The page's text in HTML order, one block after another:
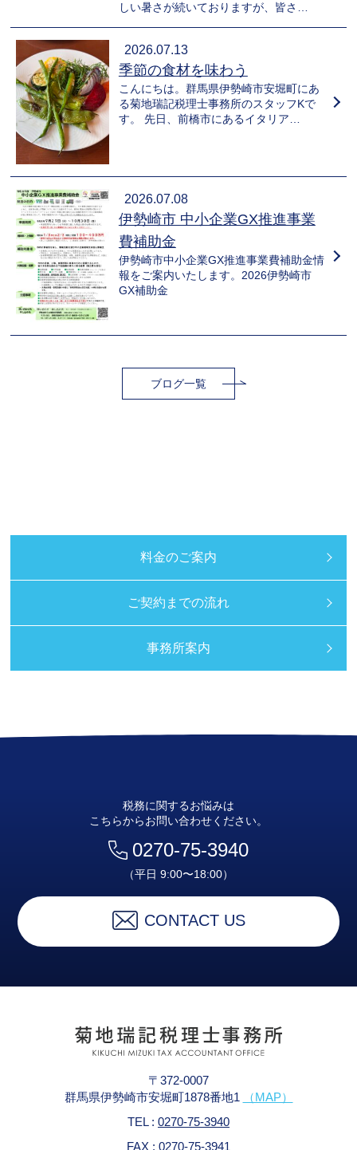
しい暑さが続いておりますが、皆さ…
2026.07.13
季節の食材を味わう
こんにちは。群馬県伊勢崎市安堀町にあ
る菊地瑞記税理士事務所のスタッフKで
す。 先日、前橋市にあるイタリア…
2026.07.08
伊勢崎市 中小企業GX推進事業
費補助金
伊勢崎市中小企業GX推進事業費補助金情
報をご案内いたします。2026伊勢崎市
GX補助金
ブログ一覧
料金のご案内
ご契約までの流れ
事務所案内
税務に関するお悩みは
こちらからお問い合わせください。
0270-75-3940
（平日 9:00〜18:00）
CONTACT US
〒372-0007
群馬県伊勢崎市安堀町1878番地1
（MAP）
TEL : 0270-75-3940
FAX : 0270-75-3941